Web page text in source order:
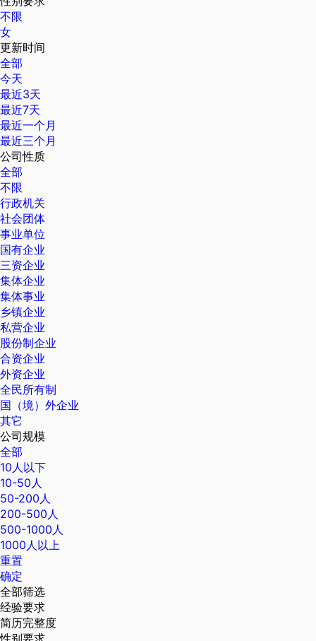
不限
女
更新时间
全部
今天
最近3天
最近7天
最近一个月
最近三个月
公司性质
全部
不限
行政机关
社会团体
事业单位
国有企业
三资企业
集体企业
集体事业
乡镇企业
私营企业
股份制企业
合资企业
外资企业
全民所有制
国（境）外企业
其它
公司规模
全部
10人以下
10-50人
50-200人
200-500人
500-1000人
1000人以上
重置
确定
全部筛选
经验要求
简历完整度